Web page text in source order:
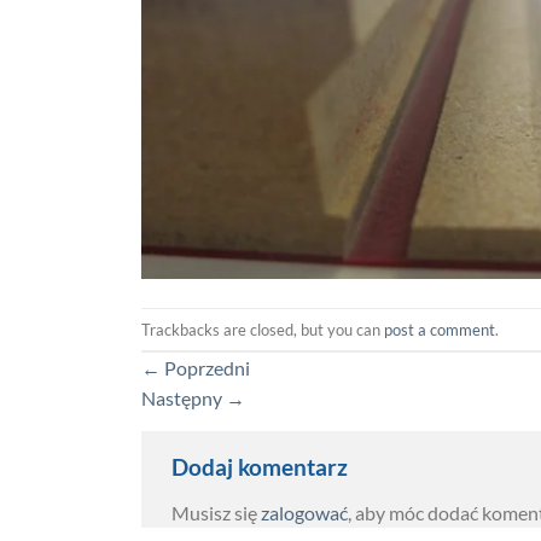
Trackbacks are closed, but you can post a comment.
← Poprzedni
Następny →
Dodaj komentarz
Musisz sięzalogować, aby móc dodać